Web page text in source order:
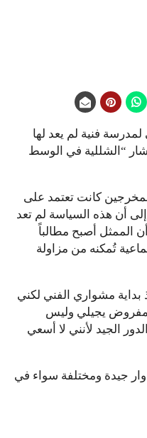
لمدرسة فنية لم يعد لها
“الشللية في الوسط
كانت تعتمد على
أن هذه السياسة لم تعد
الممثل أصبح مطالباً
تُمكنه من مزاولة
بداية مشواري الفني لكني
يجيلي وليس
الجيد لأنني لا أسعي
جيدة ومختلفة سواء في